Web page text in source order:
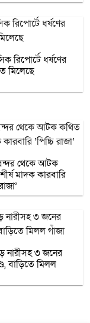
রিপোর্টে ধর্ষণের
মিলেছে
থেকে আটক
মাদক কারবারি
নারীসহ ৩ জনের
বাড়িতে মিলল